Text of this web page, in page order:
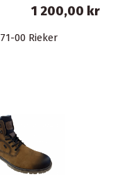
00 Rieker
1 200,00 kr